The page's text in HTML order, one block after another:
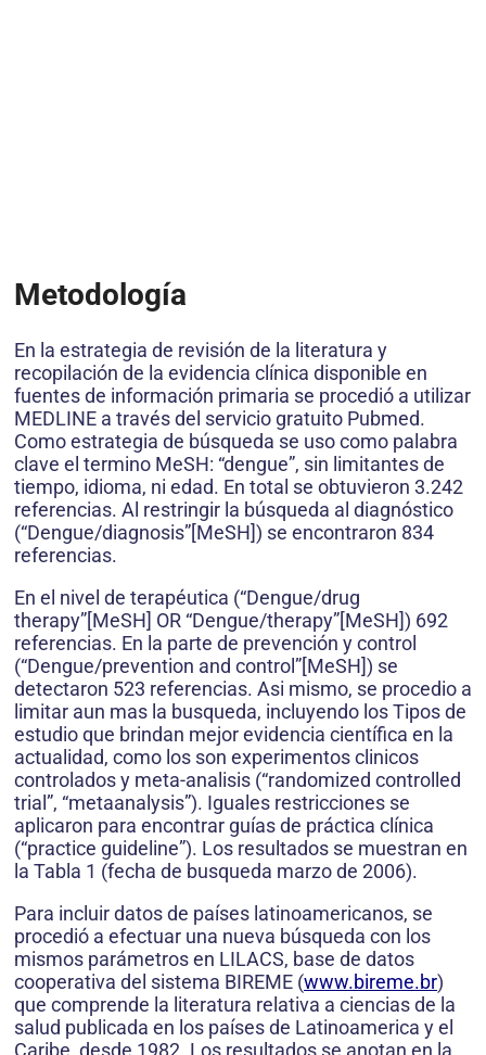
Metodología
En la estrategia de revisión de la literatura y
recopilación de la evidencia clínica disponible en
fuentes de información primaria se procedió a utilizar
MEDLINE a través del servicio gratuito Pubmed.
Como estrategia de búsqueda se uso como palabra
clave el termino MeSH: “dengue”, sin limitantes de
tiempo, idioma, ni edad. En total se obtuvieron 3.242
referencias. Al restringir la búsqueda al diagnóstico
(“Dengue/diagnosis”[MeSH]) se encontraron 834
referencias.
En el nivel de terapéutica (“Dengue/drug
therapy”[MeSH] OR “Dengue/therapy”[MeSH]) 692
referencias. En la parte de prevención y control
(“Dengue/prevention and control”[MeSH]) se
detectaron 523 referencias. Asi mismo, se procedio a
limitar aun mas la busqueda, incluyendo los Tipos de
estudio que brindan mejor evidencia científica en la
actualidad, como los son experimentos clinicos
controlados y meta-analisis (“randomized controlled
trial”, “metaanalysis”). Iguales restricciones se
aplicaron para encontrar guías de práctica clínica
(“practice guideline”). Los resultados se muestran en
la Tabla 1 (fecha de busqueda marzo de 2006).
Para incluir datos de países latinoamericanos, se
procedió a efectuar una nueva búsqueda con los
mismos parámetros en LILACS, base de datos
cooperativa del sistema BIREME (www.bireme.br)
que comprende la literatura relativa a ciencias de la
salud publicada en los países de Latinoamerica y el
Caribe, desde 1982. Los resultados se anotan en la